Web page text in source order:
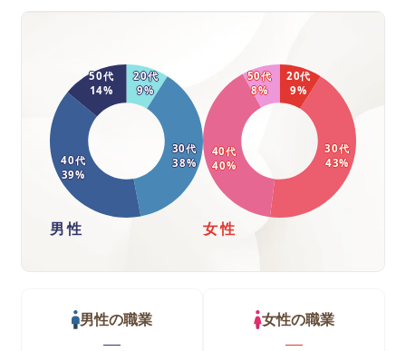
男性
20代
9%
30代
38%
40代
39%
50代
14%
女性
20代
9%
30代
43%
40代
40%
50代
8%
男性の職業 女性の職業